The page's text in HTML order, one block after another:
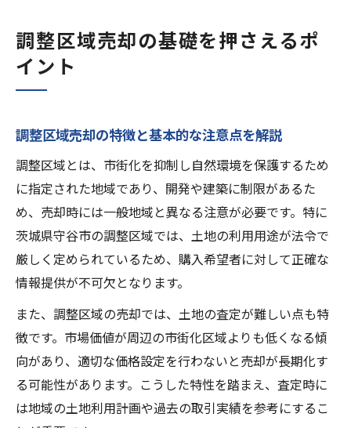
調整区域売却の際に必要な法的知識を知る
調整区域売却に強い専門家との連携方法
守谷市の調整区域売却に必要な現状分析の
進め方
調整区域売却前に知りたい市場動向と資産
価値
調整区域売却を検討する際の物件の特徴を
確認
項
調整区域売却経験者が語る事前準備のコツ
調整区域売却がスムーズになる査定の流れ
調整区域売却に適した査定方法の選び方
調整区域売却の基礎を押さえるポ
イント
調整区域売却の特徴と基本的な注意点を解説
調整区域とは、市街化を抑制し自然環境を保護するため
に指定された地域であり、開発や建築に制限があるた
め、売却時には一般地域と異なる注意が必要です。特に
茨城県守谷市の調整区域では、土地の利用用途が法令で
厳しく定められているため、購入希望者に対して正確な
情報提供が不可欠となります。
また、調整区域の売却では、土地の査定が難しい点も特
徴です。市場価値が周辺の市街化区域よりも低くなる傾
向があり、適切な価格設定を行わないと売却が長期化す
る可能性があります。こうした特性を踏まえ、査定時に
は地域の土地利用計画や過去の取引実績を参考にするこ